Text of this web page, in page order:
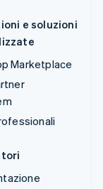
e soluzioni
Marketplace